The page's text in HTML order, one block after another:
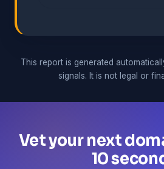
This report is generated
signals. It is not legal or
Vet your next
10